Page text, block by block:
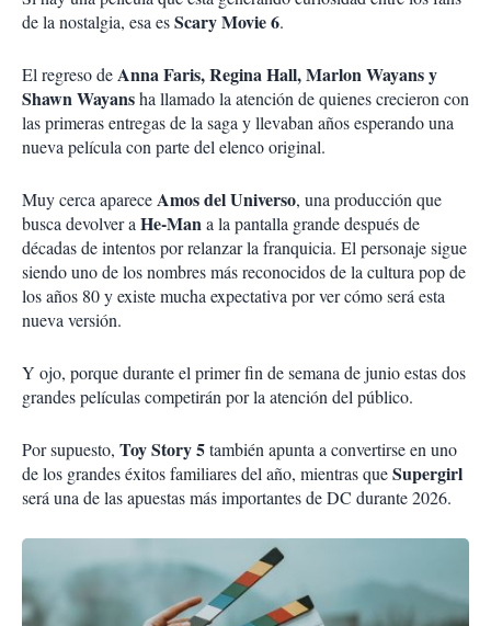
de la nostalgia, esa esScary Movie 6.
El regreso deAnna Faris, Regina Hall, Marlon Wayans y
Shawn Wayansha llamado la atención de quienes crecieron con
las primeras entregas de la saga y llevaban años esperando una
nueva película con parte del elenco original.
Muy cerca apareceAmos del Universo, una producción que
busca devolver aHe-Mana la pantalla grande después de
décadas de intentos por relanzar la franquicia. El personaje sigue
siendo uno de los nombres más reconocidos de la cultura pop de
los años 80 y existe mucha expectativa por ver cómo será esta
nueva versión.
Y ojo, porque durante el primer fin de semana de junio estas dos
grandes películas competirán por la atención del público.
Por supuesto, Toy Story 5también apunta a convertirse en uno
de los grandes éxitos familiares del año, mientras queSupergirl
será una de las apuestas más importantes de DC durante 2026.